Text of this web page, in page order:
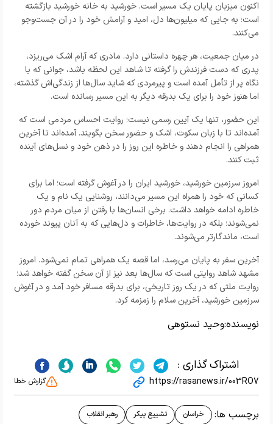
اکنون میزبان پایان یک مسیر است. خورشید به خانه خورشید بازگشته
است؛ به جایی که میلیون‌ها دل، امید و آرامش خود را در آن جست‌وجو
می‌کنند.
در میان جمعیت، هر چهره داستانی دارد. مادری که آرام اشک می‌ریزد،
پدری که دست فرزندش را گرفته تا شاهد این لحظه باشد، جوانی که با
نگاه پر از تأمل آمده است و پیرمردی که شاید سال‌ها از زندگی‌اش گذشته،
اما هنوز خود را برای یک بدرقه دیگر به این مسیر رسانده است.
این حضور، تنها یک آیین رسمی نیست؛ روایت احساس مردمی است که
آمده‌اند تا با زبان سکوت، اشک و حضور سخن بگویند. آمده‌اند تا آخرین
همراهی را انجام دهند و خاطره این روز را در ذهن خود و نسل‌های آینده
ثبت کنند.
امروز سرزمین خورشید، خورشید ایران را در آغوش گرفته است؛ اما برای
کسانی که خود را همراه این مسیر می‌دانند، روشنایی یک نام و یک
خاطره ادامه خواهد داشت. برخی انسان‌ها با رفتن از میان مردم دور
نمی‌شوند؛ بلکه در روایت‌ها، خاطرات و دل‌هایی که به آنان پیوند خورده
است، ماندگارتر می‌شوند.
آخرین سفر به پایان می‌رسد، اما قصه یک همراهی تمام نمی‌شود. امروز
مشهد شاهد روایتی است که سال‌ها بعد نیز از آن سخن گفته خواهد شد؛
روایت ملتی که در یک روز تاریخی، برای بدرقه مسافر خود آمد و در آغوش
سرزمین خورشید، آخرین سلام را زمزمه کرد.
نویسنده:وحید نستوهی
اشتراک گذاری :
https://rasanews.ir/003RO7 گزارش خطا
برچسب ها: خراسان تشییع پیکر رهبر انقلاب